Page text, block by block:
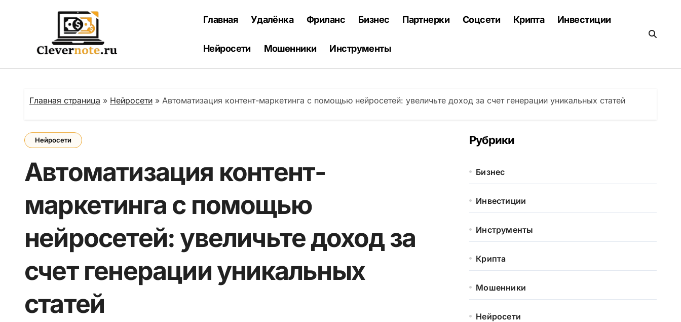
Главная Удалёнка Фриланс Бизнес Партнерки Соцсети Крипта Инвестиции
Нейросети Мошенники Инструменты
Главная страница » Нейросети » Автоматизация контент-маркетинга с помощью нейросетей: увеличьте доход за счет генерации уникальных статей
Нейросети
Автоматизация контент-
маркетинга с помощью
нейросетей: увеличьте доход за
счет генерации уникальных
статей
Рубрики
Бизнес
Инвестиции
Инструменты
Крипта
Мошенники
Нейросети